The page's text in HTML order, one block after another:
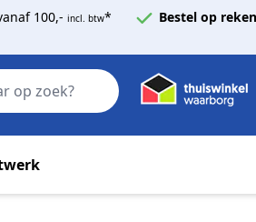
100,- incl. btw* Bestel op
Zoek